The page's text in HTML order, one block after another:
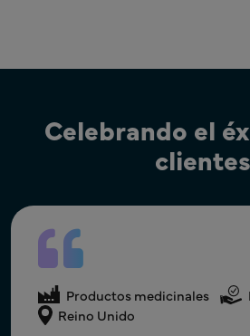
Celebrando el
clientes
Productos medicinales
Asuntos Regulatorios
Productos medicinales
Asuntos Regulatorios
Productos medicinales
Reino Unido